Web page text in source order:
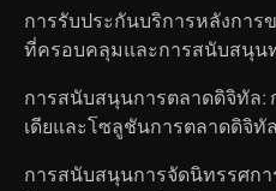
การรับประกันบริการหลังการ
ที่ครอบคลุมและการสนับสนุน
การสนับสนุนการตลาดดิจิทัล:
เดียและโซลูชันการตลาดดิจิทัล
การสนับสนุนการจัดนิทรรศกา